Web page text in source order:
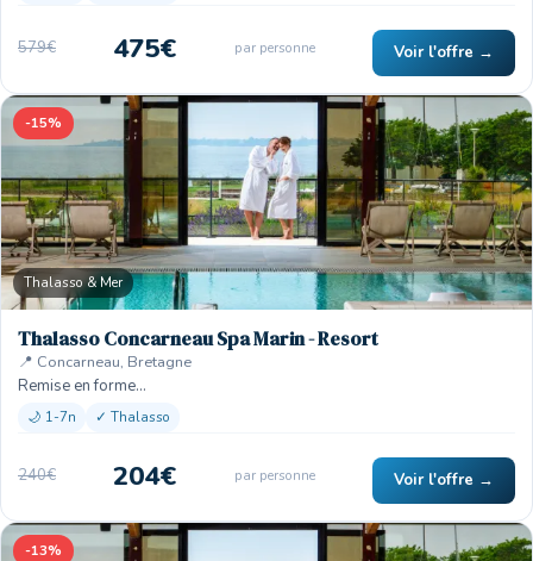
579€ 475€ par personne Voir l'offre →
-15%
Thalasso & Mer
Thalasso Concarneau Spa Marin - Resort
📍 Concarneau, Bretagne
Remise en forme…
🌙 1-7n ✓ Thalasso
240€ 204€ par personne Voir l'offre →
-13%